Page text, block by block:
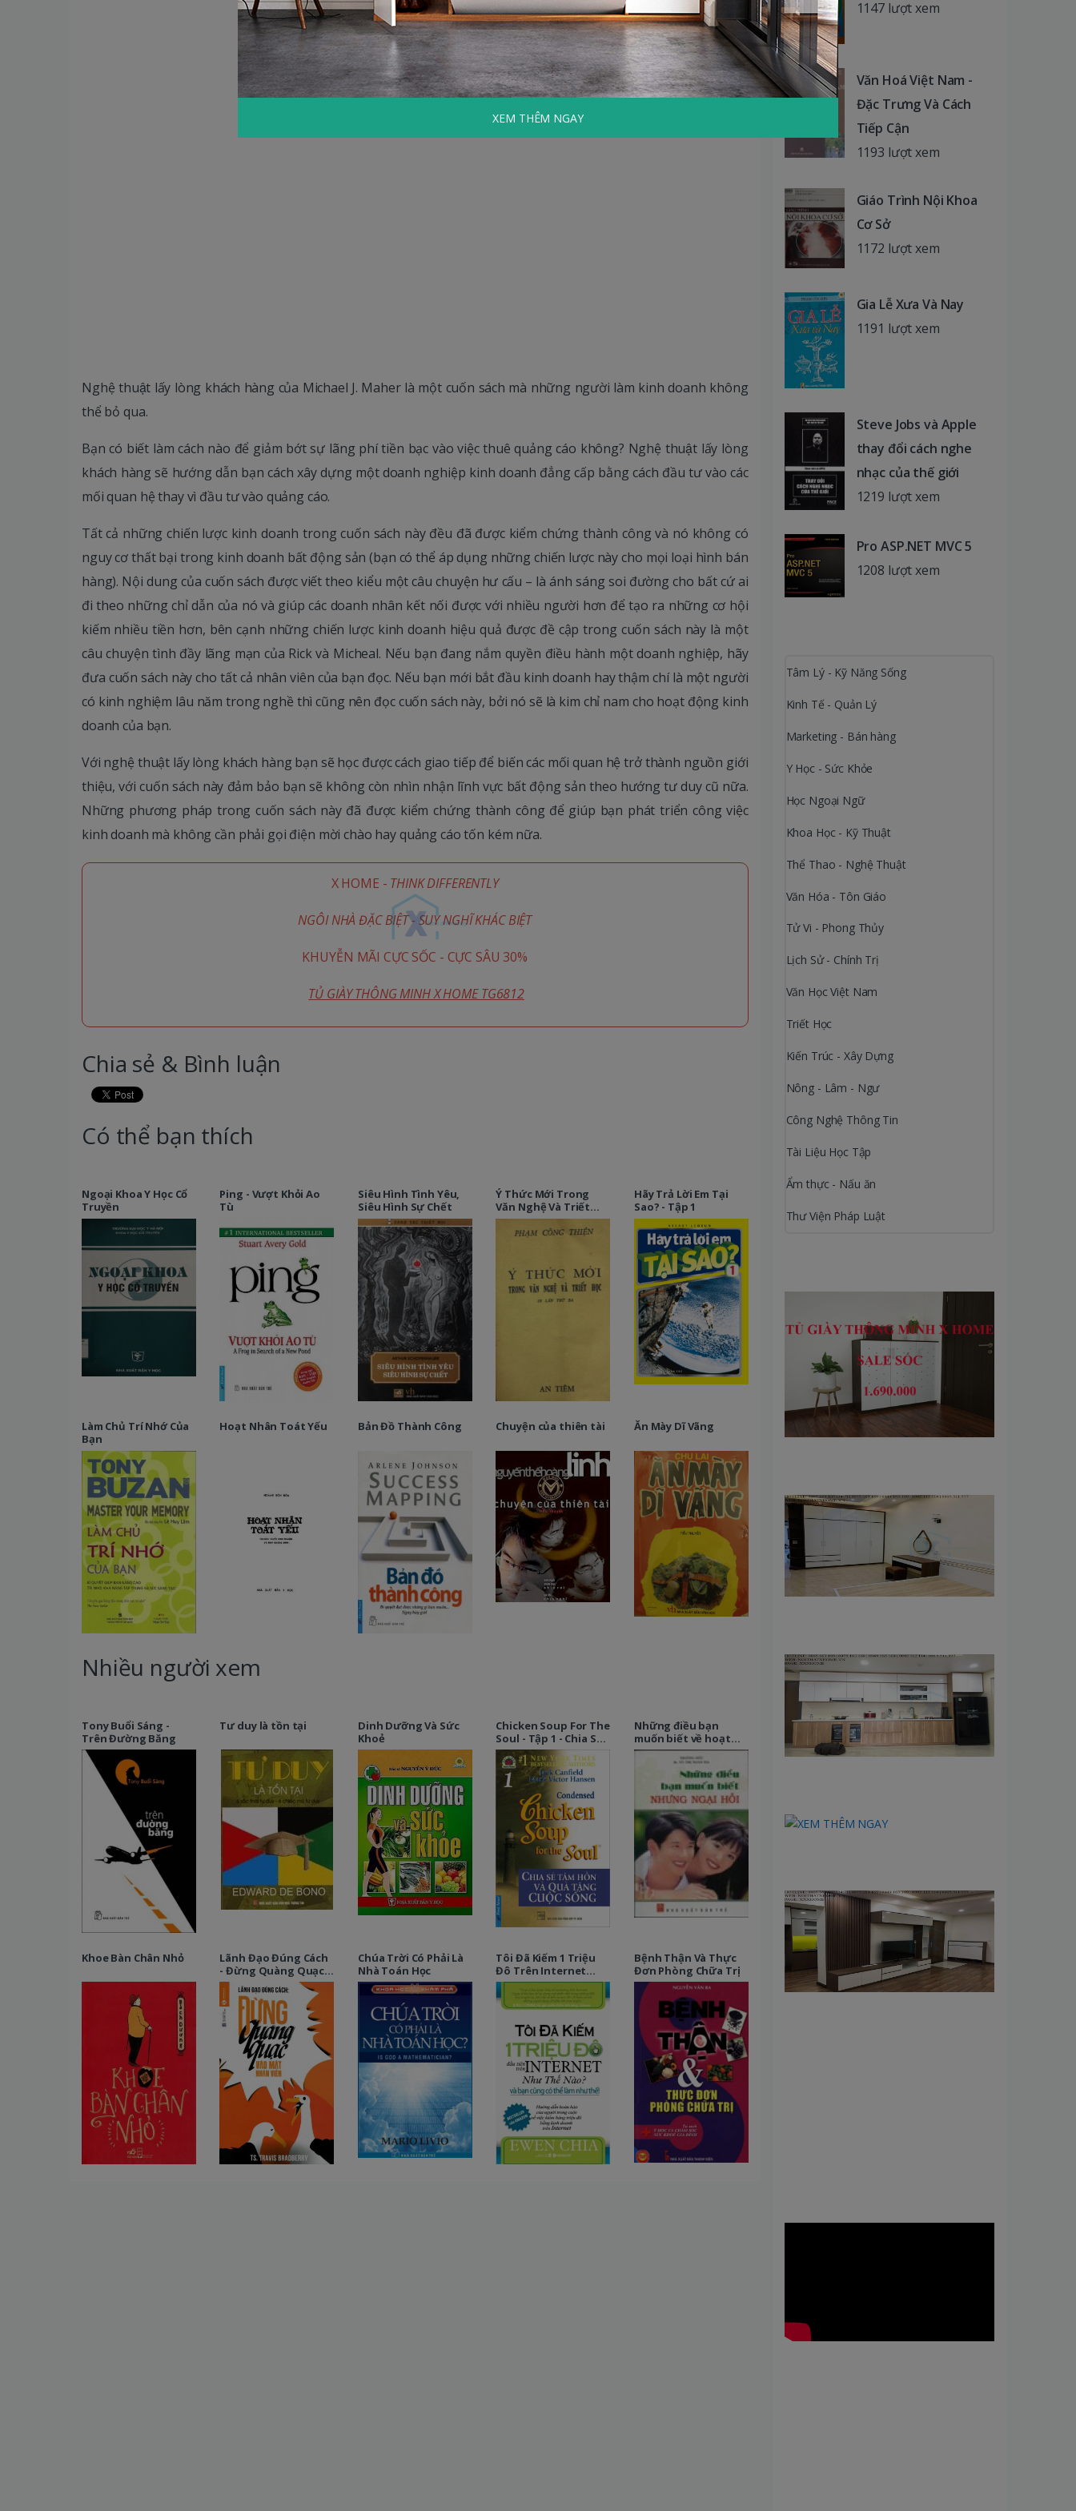
Nghệ thuật lấy lòng khách hàng của Michael J. Maher là một cuốn sách mà những người làm kinh doanh không
thể bỏ qua.
Bạn có biết làm cách nào để giảm bớt sự lãng phí tiền bạc vào việc thuê quảng cáo không? Nghệ thuật lấy lòng
khách hàng sẽ hướng dẫn bạn cách xây dựng một doanh nghiệp kinh doanh đẳng cấp bằng cách đầu tư vào các
mối quan hệ thay vì đầu tư vào quảng cáo.
Tất cả những chiến lược kinh doanh trong cuốn sách này đều đã được kiểm chứng thành công và nó không có
nguy cơ thất bại trong kinh doanh bất động sản (bạn có thể áp dụng những chiến lược này cho mọi loại hình bán
hàng). Nội dung của cuốn sách được viết theo kiểu một câu chuyện hư cấu – là ánh sáng soi đường cho bất cứ ai
đi theo những chỉ dẫn của nó và giúp các doanh nhân kết nối được với nhiều người hơn để tạo ra những cơ hội
kiếm nhiều tiền hơn, bên cạnh những chiến lược kinh doanh hiệu quả được đề cập trong cuốn sách này là một
câu chuyện tình đầy lãng mạn của Rick và Micheal. Nếu bạn đang nắm quyền điều hành một doanh nghiệp, hãy
đưa cuốn sách này cho tất cả nhân viên của bạn đọc. Nếu bạn mới bắt đầu kinh doanh hay thậm chí là một người
có kinh nghiệm lâu năm trong nghề thì cũng nên đọc cuốn sách này, bởi nó sẽ là kim chỉ nam cho hoạt động kinh
doanh của bạn.
Với nghệ thuật lấy lòng khách hàng bạn sẽ học được cách giao tiếp để biến các mối quan hệ trở thành nguồn giới
thiệu, với cuốn sách này đảm bảo bạn sẽ không còn nhìn nhận lĩnh vực bất động sản theo hướng tư duy cũ nữa.
Những phương pháp trong cuốn sách này đã được kiểm chứng thành công để giúp bạn phát triển công việc
kinh doanh mà không cần phải gọi điện mời chào hay quảng cáo tốn kém nữa.
X HOME - THINK DIFFERENTLY
NGÔI NHÀ ĐẶC BIỆT - SUY NGHĨ KHÁC BIỆT
KHUYỄN MÃI CỰC SỐC - CỰC SÂU 30%
TỦ GIÀY THÔNG MINH X HOME TG6812
Chia sẻ & Bình luận
Có thể bạn thích
Ngoại Khoa Y Học Cổ
Truyền
Ping - Vượt Khỏi Ao
Tù
Siêu Hình Tình Yêu,
Siêu Hình Sự Chết
Ý Thức Mới Trong
Văn Nghệ Và Triết
Học
Hãy Trả Lời Em Tại
Sao? - Tập 1
Làm Chủ Trí Nhớ Của
Bạn
Hoạt Nhân Toát Yếu Bản Đồ Thành Công Chuyện của thiên tài Ăn Mày Dĩ Vãng
Nhiều người xem
Tony Buổi Sáng -
Trên Đường Băng
Tư duy là tồn tại
Dinh Dưỡng Và Sức
Khoẻ
Chicken Soup For The
Soul - Tập 1 - Chia Sẻ
Tâm Hồn Và Quà
Tặng Cuộc Sống
Những điều bạn
muốn biết về hoạt
động giới tính nhưng
ngại hỏi
Khoe Bàn Chân Nhỏ
Lãnh Đạo Đúng Cách
- Đừng Quàng Quạc
Vào Mặt Nhân Viên
Chúa Trời Có Phải Là
Nhà Toán Học
Tôi Đã Kiếm 1 Triệu
Đô Trên Internet
Như Thế Nào
Bệnh Thận Và Thực
Đơn Phòng Chữa Trị
1147 lượt xem
Văn Hoá Việt Nam -
Đặc Trưng Và Cách
Tiếp Cận
1193 lượt xem
Giáo Trình Nội Khoa
Cơ Sở
1172 lượt xem
Gia Lễ Xưa Và Nay
1191 lượt xem
Steve Jobs và Apple
thay đổi cách nghe
nhạc của thế giới
1219 lượt xem
Pro ASP.NET MVC 5
1208 lượt xem
Tâm Lý - Kỹ Năng Sống
Kinh Tế - Quản Lý
Marketing - Bán hàng
Y Học - Sức Khỏe
Học Ngoại Ngữ
Khoa Học - Kỹ Thuật
Thể Thao - Nghệ Thuật
Văn Hóa - Tôn Giáo
Tử Vi - Phong Thủy
Lịch Sử - Chính Trị
Văn Học Việt Nam
Triết Học
Kiến Trúc - Xây Dựng
Nông - Lâm - Ngư
Công Nghệ Thông Tin
Tài Liệu Học Tập
Ẩm thực - Nấu ăn
Thư Viện Pháp Luật
XEM THÊM NGAY